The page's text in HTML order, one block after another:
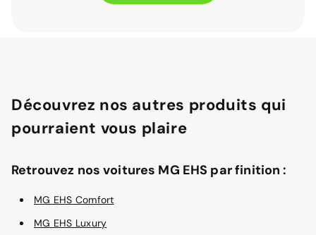
Découvrez nos autres produits qui
pourraient vous plaire
Retrouvez nos voitures MG EHS par finition :
MG EHS Comfort
MG EHS Luxury